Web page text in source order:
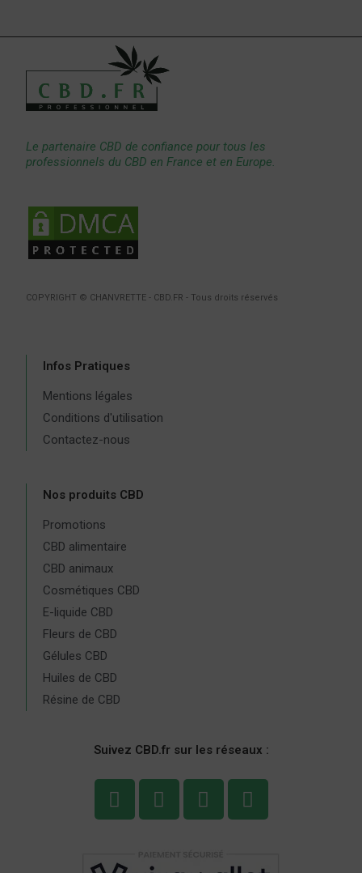
Le partenaire CBD de confiance pour tous les
professionnels du CBD en France et en Europe.
COPYRIGHT © CHANVRETTE - CBD.FR - Tous droits réservés
Infos Pratiques
Mentions légales
Conditions d'utilisation
Contactez-nous
Nos produits CBD
Promotions
CBD alimentaire
CBD animaux
Cosmétiques CBD
E-liquide CBD
Fleurs de CBD
Gélules CBD
Huiles de CBD
Résine de CBD
Suivez CBD.fr sur les réseaux :